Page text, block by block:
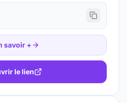
savoir +
le lien